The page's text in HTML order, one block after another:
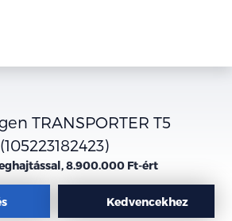
TRANSPORTER T5
(105223182423)
8.900.000 Ft-ért
Kedvencekhez